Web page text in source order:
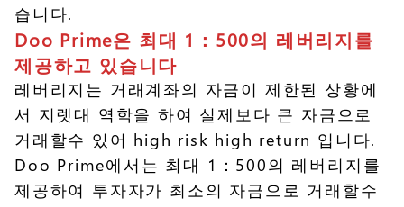
습니다.
Doo Prime은 최대 1：500의 레버리지를
제공하고 있습니다
레버리지는 거래계좌의 자금이 제한된 상황에
서 지렛대 역학을 하여 실제보다 큰 자금으로
거래할수 있어 high risk high return 입니다.
Doo Prime에서는 최대 1：500의 레버리지를
제공하여 투자자가 최소의 자금으로 거래할수